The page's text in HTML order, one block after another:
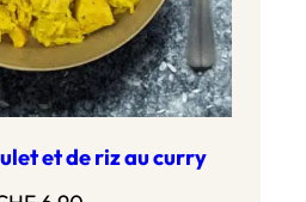
et de riz au curry